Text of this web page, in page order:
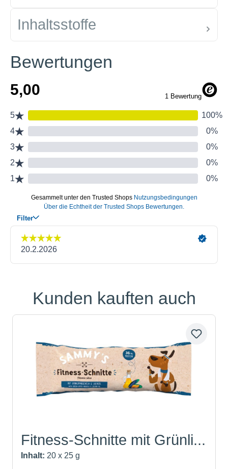
Inhaltsstoffe
Bewertungen
Produktgalerie überspringen
Kunden kauften auch
Fitness-Schnitte mit Grünli...
Inhalt: 20 x 25 g